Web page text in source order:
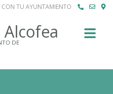
TU AYUNTAMIENTO
DE